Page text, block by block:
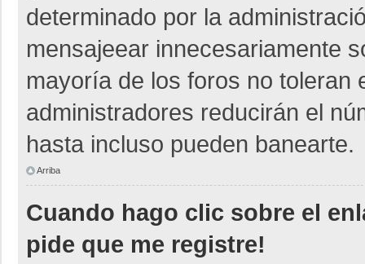
determinado por la
mensajeear innecesariamente
mayoría de los foros no toleran
administradores reducirán el
hasta incluso pueden banearte.
Arriba
Cuando hago clic sobre el
pide que me registre!